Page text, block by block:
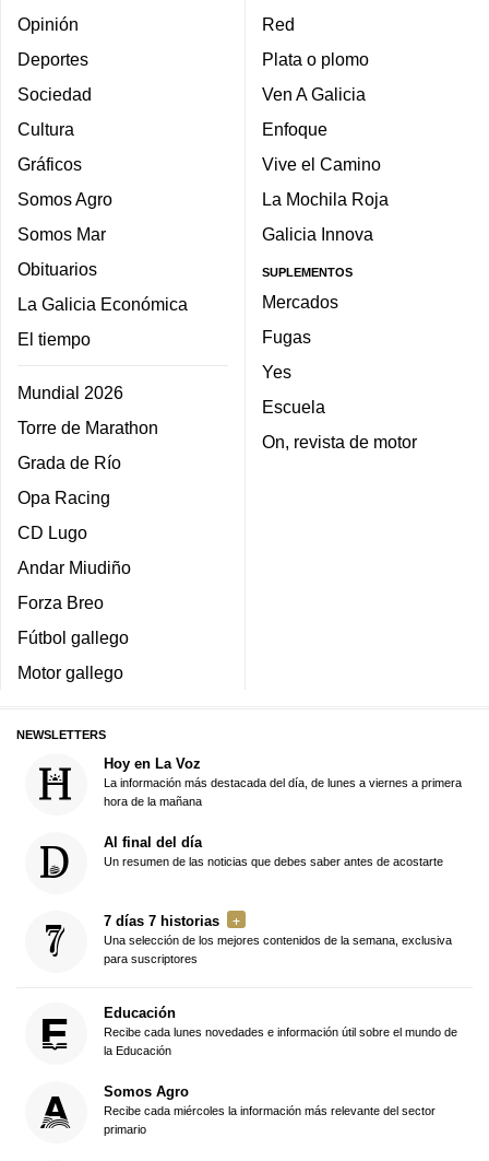
Opinión
Deportes
Sociedad
Cultura
Gráficos
Somos Agro
Somos Mar
Obituarios
La Galicia Económica
El tiempo
Mundial 2026
Torre de Marathon
Grada de Río
Opa Racing
CD Lugo
Andar Miudiño
Forza Breo
Fútbol gallego
Motor gallego
Red
Plata o plomo
Ven A Galicia
Enfoque
Vive el Camino
La Mochila Roja
Galicia Innova
SUPLEMENTOS
Mercados
Fugas
Yes
Escuela
On, revista de motor
NEWSLETTERS
Hoy en La Voz
La información más destacada del día, de lunes a viernes a primera
hora de la mañana
Al final del día
Un resumen de las noticias que debes saber antes de acostarte
7 días 7 historias
Una selección de los mejores contenidos de la semana, exclusiva
para suscriptores
Educación
Recibe cada lunes novedades e información útil sobre el mundo de
la Educación
Somos Agro
Recibe cada miércoles la información más relevante del sector
primario